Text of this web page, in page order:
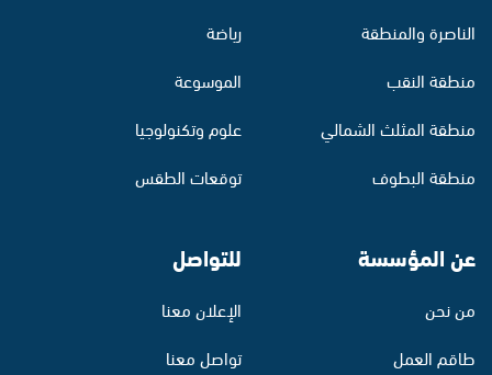
الناصرة والمنطقة
منطقة النقب
منطقة المثلث الشمالي
منطقة البطوف
رياضة
الموسوعة
علوم وتكنولوجيا
توقعات الطقس
عن المؤسسة
من نحن
طاقم العمل
للتواصل
الإعلان معنا
تواصل معنا